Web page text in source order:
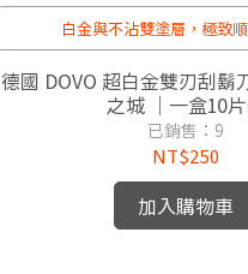
白金與不沾雙塗層，極致
德國 DOVO 超白金雙刃刮鬍
之城 ｜一盒10
已銷售：9
NT$250
加入購物車